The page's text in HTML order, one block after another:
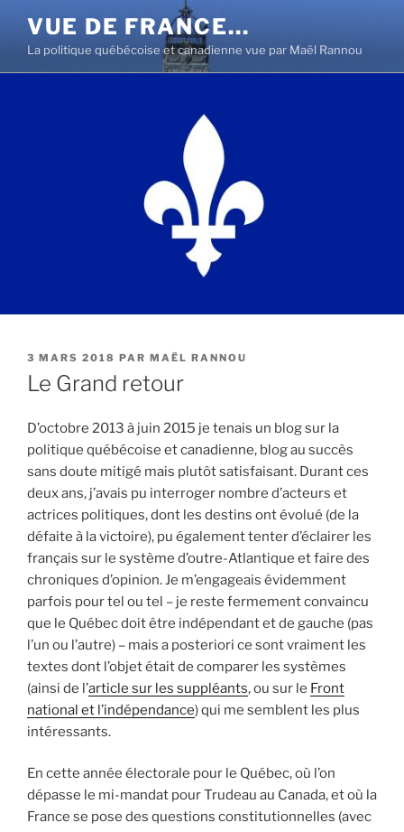
contenu
principal
VUE DE FRANCE…
La politique québécoise et canadienne vue par Maël Rannou
PUBLIÉ
LE
3 MARS 2018 PAR MAËL RANNOU
Le Grand retour
D’octobre 2013 à juin 2015 je tenais un blog sur la
politique québécoise et canadienne, blog au succès
sans doute mitigé mais plutôt satisfaisant. Durant ces
deux ans, j’avais pu interroger nombre d’acteurs et
actrices politiques, dont les destins ont évolué (de la
défaite à la victoire), pu également tenter d’éclairer les
français sur le système d’outre-Atlantique et faire des
chroniques d’opinion. Je m’engageais évidemment
parfois pour tel ou tel – je reste fermement convaincu
que le Québec doit être indépendant et de gauche (pas
l’un ou l’autre) – mais a posteriori ce sont vraiment les
textes dont l’objet était de comparer les systèmes
(ainsi de l’article sur les suppléants, ou sur le Front
national et l’indépendance) qui me semblent les plus
intéressants.
En cette année électorale pour le Québec, où l’on
dépasse le mi-mandat pour Trudeau au Canada, et où la
France se pose des questions constitutionnelles (avec